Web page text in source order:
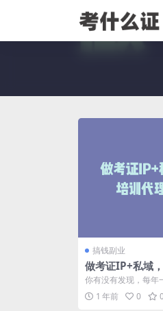
搞钱副业
做考证IP+私域
新思路
你有没有发现，每年
开了一个小型跳蚤市
书...1 年前 0